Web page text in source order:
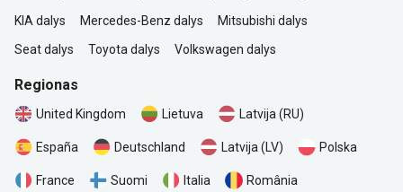
KIA dalys
Mercedes-Benz dalys
Mitsubishi dalys
Seat dalys
Toyota dalys Volkswagen dalys
Regionas
United Kingdom Lietuva Latvija (RU)
España Deutschland Latvija (LV) Polska
France Suomi Italia România